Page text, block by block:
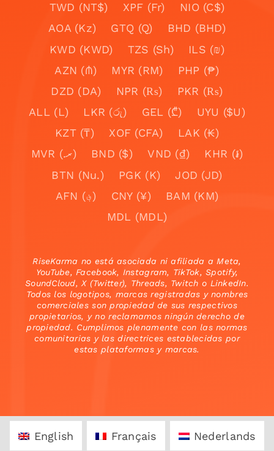
TWD (NT$)
XPF (Fr)
NIO (C$)
AOA (Kz)
GTQ (Q)
BHD (BHD)
KWD (KWD)
TZS (Sh)
ILS (₪)
AZN (₼)
MYR (RM)
PHP (₱)
DZD (DA)
NPR (₨)
PKR (₨)
ALL (L)
LKR (රු) GEL (₾)
UYU ($U)
KZT (₸)
XOF (CFA)
LAK (₭)
MVR (.ރ)
BND ($) VND (₫)
KHR (៛)
BTN (Nu.)
PGK (K)
JOD (JD)
AFN (؋)
CNY (¥)
BAM (KM)
MDL (MDL)
RiseKarma no está asociada ni afiliada a Meta,
YouTube, Facebook, Instagram, TikTok, Spotify,
SoundCloud, X (Twitter), Threads, Twitch o LinkedIn.
Todos los logotipos, marcas registradas y nombres
comerciales son propiedad de sus respectivos
propietarios, y no reclamamos ningún derecho de
propiedad. Cumplimos plenamente con las normas
comunitarias y las directrices establecidas por
estas plataformas y marcas.
English Français Nederlands